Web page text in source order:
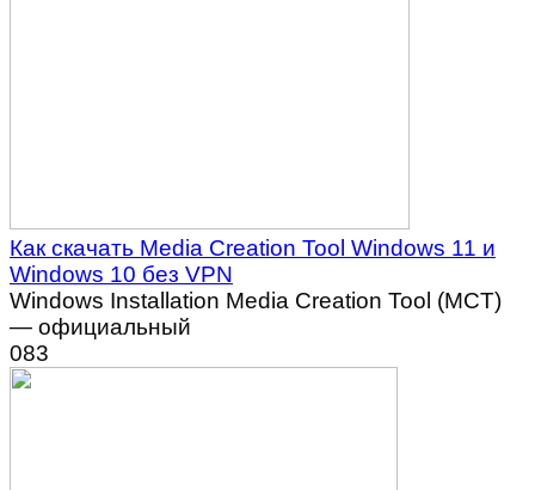
Как скачать Media Creation Tool Windows 11 и
Windows 10 без VPN
Windows Installation Media Creation Tool (MCT)
— официальный
083